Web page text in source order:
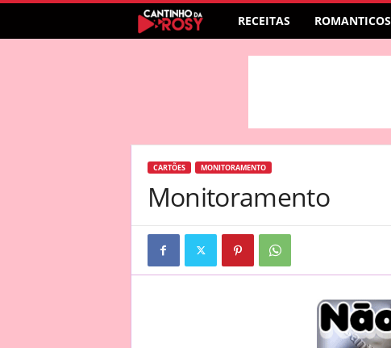
RECEITAS ROMANTICOS
CARTÕES MONITORAMENTO
Monitoramento